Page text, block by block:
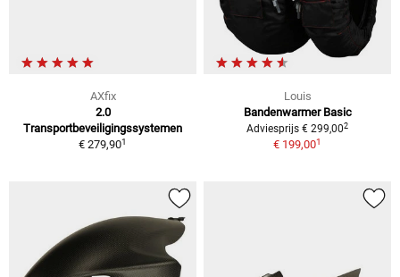
AXfix
2.0
Transportbeveiligingssystemen
€ 279,901
Louis
Bandenwarmer Basic
Adviesprijs € 299,002
€ 199,001